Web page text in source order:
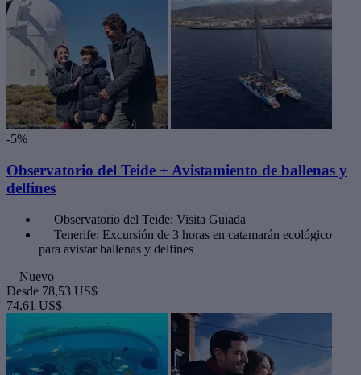
-5%
Observatorio del Teide + Avistamiento de ballenas y
delfines
Observatorio del Teide: Visita Guiada
Tenerife: Excursión de 3 horas en catamarán ecológico
para avistar ballenas y delfines
Nuevo
Desde 78,53 US$
74,61 US$